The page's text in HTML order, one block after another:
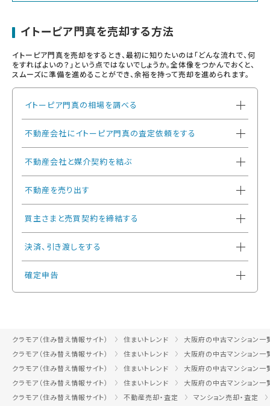
イトーピア門真を売却する方法
イトーピア門真を売却をするとき、最初に知りたいのは「どんな流れで、何
をすればよいの？」という点ではないでしょうか。全体像をつかんでおくと、
スムーズに準備を進めることができ、余裕を持って売却を進められます。
イトーピア門真の相場を調べる
不動産会社にイトーピア門真の査定依頼をする
不動産会社と媒介契約を結ぶ
不動産を売り出す
買主さまと売買契約を締結する
決済、引き渡しをする
確定申告
クラモア（住み替え情報サイト） 住まいトレンド
大阪府の中古マンション一
クラモア（住み替え情報サイト）
住まいトレンド
大阪府の中古マンション一
クラモア（住み替え情報サイト）
住まいトレンド
大阪府の中古マンション一
クラモア（住み替え情報サイト）
住まいトレンド
大阪府の中古マンション一
クラモア（住み替え情報サイト）
不動産売却・査定
マンション売却・査定